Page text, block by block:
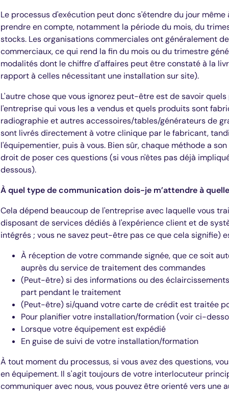
Le processus d'exécution peut donc s'étendre du jour
prendre en compte, notamment la période du mois, du
stocks. Les organisations commerciales ont généralement
commerciaux, ce qui rend la fin du mois ou du trimestre
modalités dont le chiffre d'affaires peut être constaté à la
rapport à celles nécessitant une installation sur site).
L'autre chose que vous ignorez peut-être est de savoir
l'entreprise qui vous les a vendus et quels produits sont
radiographie et autres accessoires/tables/générateurs de
sont livrés directement à votre clinique par le fabricant,
l'équipementier, puis à vous. Bien sûr, chaque méthode a
droit de poser ces questions (si vous n'êtes pas déjà
dessous).
À quel type de communication dois-je m’attendre à
Cela dépend beaucoup de l'entreprise avec laquelle vous
disposant de services dédiés à l'expérience client et de
intégrés ; vous ne savez peut-être pas ce que cela signifie)
À réception de votre commande signée, que ce soit
auprès du service de traitement des commandes
(Peut-être) si des informations ou des
part pendant le traitement
(Peut-être) si/quand votre carte de crédit est traitée
Pour planifier votre installation/formation (voir ci-
Lorsque votre équipement est expédié
En guise de suivi de votre installation/formation
À tout moment du processus, si vous avez des questions,
en équipement. Il s'agit toujours de votre interlocuteur
communiquer avec nous, vous pouvez être orienté vers